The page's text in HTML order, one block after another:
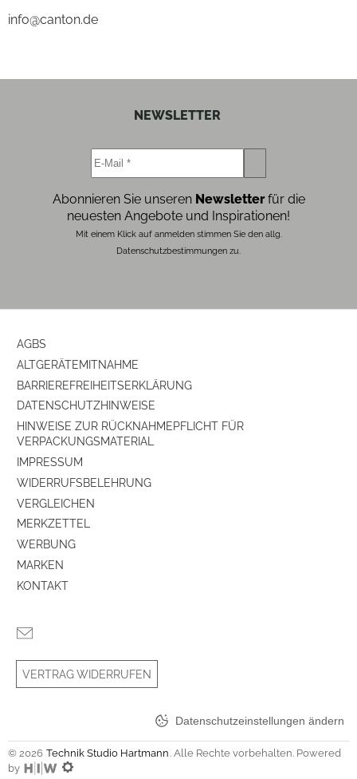
info@canton.de
NEWSLETTER
Abonnieren Sie unseren Newsletterfür die
neuesten Angebote und Inspirationen!
Mit einem Klick auf anmelden stimmen Sie den allg.
Datenschutzbestimmungen zu.
AGBS
ALTGERÄTEMITNAHME
BARRIEREFREIHEITSERKLÄRUNG
DATENSCHUTZHINWEISE
HINWEISE ZUR RÜCKNAHMEPFLICHT FÜR
VERPACKUNGSMATERIAL
IMPRESSUM
WIDERRUFSBELEHRUNG
VERGLEICHEN
MERKZETTEL
WERBUNG
MARKEN
KONTAKT
VERTRAG WIDERRUFEN
Datenschutzeinstellungen ändern
© 2026 Technik Studio Hartmann . Alle Rechte vorbehalten. Powered
by